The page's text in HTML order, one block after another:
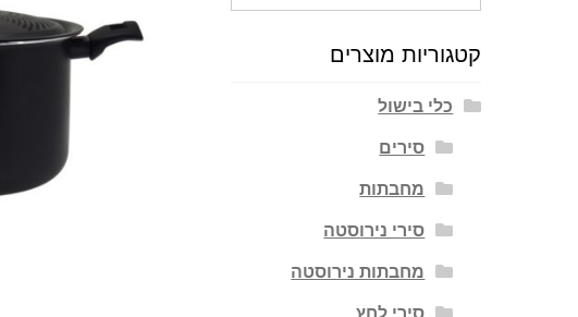
קטגוריות מוצרים
כלי בישול
סירים
מחבתות
סירי נירוסטה
מחבתות נירוסטה
סירי לחץ